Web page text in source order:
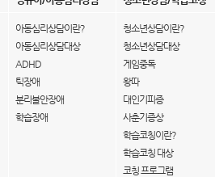
아동심리상담이란?
아동심리상담대상
ADHD
틱장애
분리불안장애
학습장애
청소년상담이란?
청소년상담대상
게임중독
왕따
대인기피증
사춘기증상
학습코칭이란?
학습코칭 대상
코칭 프로그램